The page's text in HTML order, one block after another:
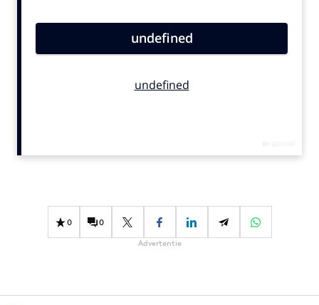
Carriere
Diversiteit
Interne communicatie
0 0
Advertentie